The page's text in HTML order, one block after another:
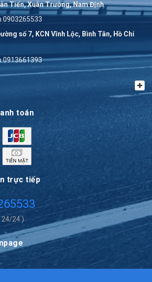
Tiến, Xuân Trường, Nam Định
0903265533
số 7, KCN Vĩnh Lộc, Bình Tân, Hồ Chí
0913661393
toán
trực tiếp
24/24 )